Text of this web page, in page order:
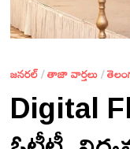
జనరల్/తాజా వార్తలు/
Digital